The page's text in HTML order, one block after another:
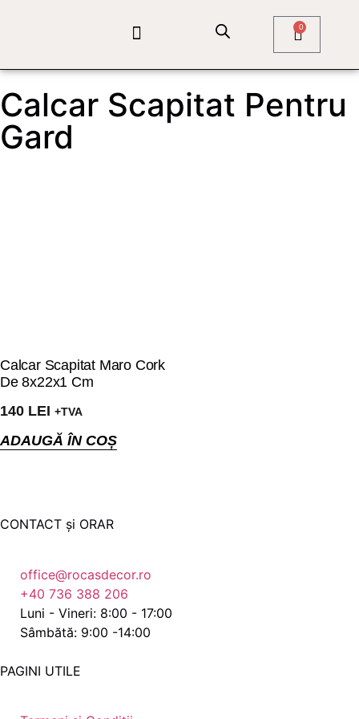
0
Calcar Scapitat Pentru
Gard
Calcar Scapitat Maro Cork
De 8x22x1 Cm
140 LEI +TVA
ADAUGĂ ÎN COȘ
CONTACT și ORAR
office@rocasdecor.ro
+40 736 388 206
Luni - Vineri: 8:00 - 17:00
Sâmbătă: 9:00 -14:00
PAGINI UTILE